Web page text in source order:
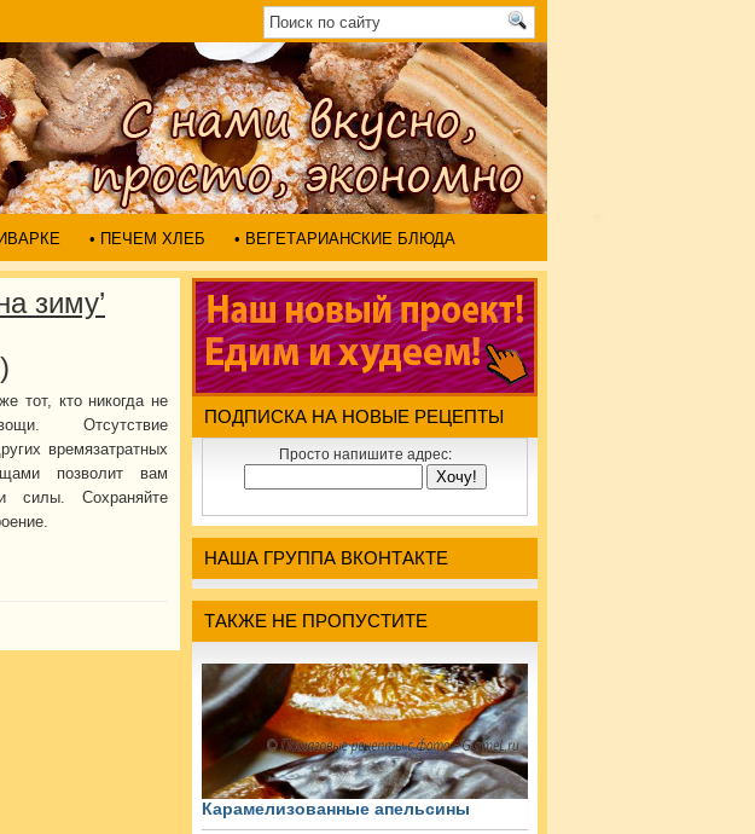
• ПЕЧЕМ ХЛЕБ • ВЕГЕТАРИАНСКИЕ БЛЮДА
зиму’
тот, кто никогда не
Отсутствие
времязатратных
позволит вам
силы. Сохраняйте
ПОДПИСКА НА НОВЫЕ РЕЦЕПТЫ
Просто напишите адрес:
НАША ГРУППА ВКОНТАКТЕ
ТАКЖЕ НЕ ПРОПУСТИТЕ
Карамелизованные апельсины